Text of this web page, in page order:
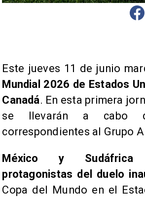
Este jueves 11 de junio
Mundial 2026 de Estados
Canadá. En esta primera
se llevarán a cabo
correspondientes al Grupo
México y
protagonistas del duelo
Copa del Mundo en el